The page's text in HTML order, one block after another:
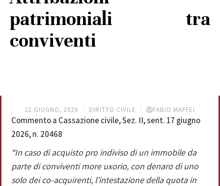
patrimoniali tra
conviventi
22 GIUGNO, 2026 DIRITTO CIVILE FABIO MAFFEI
Commento a Cassazione civile, Sez. II, sent. 17 giugno
2026, n. 20468
“In caso di acquisto pro indiviso di un immobile da
parte di conviventi more uxorio, con denaro di uno
solo dei co-acquirenti, l’intestazione della quota in